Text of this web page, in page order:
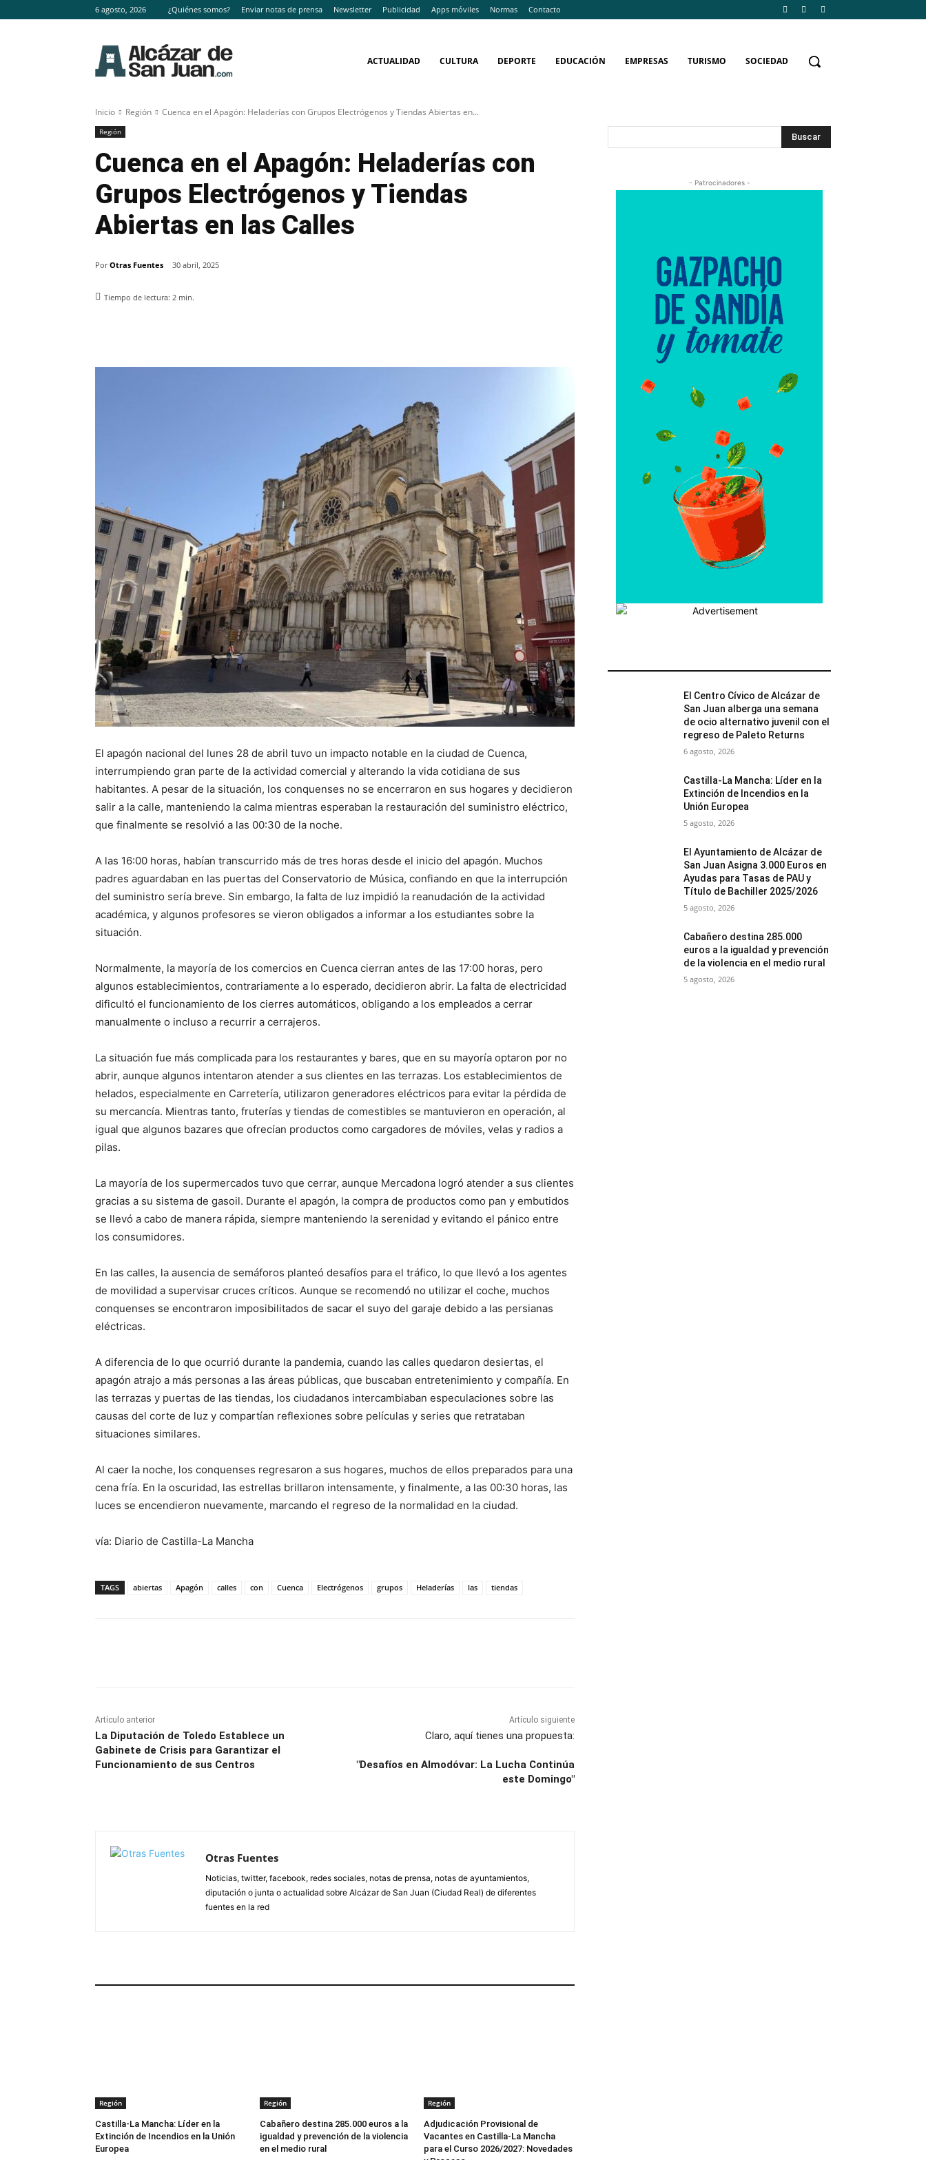
6 agosto, 2026 ¿Quiénes somos? Enviar notas de prensa Newsletter Publicidad Apps móviles Normas Contacto
ACTUALIDAD CULTURA DEPORTE EDUCACIÓN EMPRESAS TURISMO SOCIEDAD
Inicio Región Cuenca en el Apagón: Heladerías con Grupos Electrógenos y Tiendas Abiertas en...
Región
Cuenca en el Apagón: Heladerías con
Grupos Electrógenos y Tiendas
Abiertas en las Calles
Por Otras Fuentes 30 abril, 2025
Tiempo de lectura: 2 min.
El apagón nacional del lunes 28 de abril tuvo un impacto notable en la ciudad de Cuenca,
interrumpiendo gran parte de la actividad comercial y alterando la vida cotidiana de sus
habitantes. A pesar de la situación, los conquenses no se encerraron en sus hogares y decidieron
salir a la calle, manteniendo la calma mientras esperaban la restauración del suministro eléctrico,
que finalmente se resolvió a las 00:30 de la noche.
A las 16:00 horas, habían transcurrido más de tres horas desde el inicio del apagón. Muchos
padres aguardaban en las puertas del Conservatorio de Música, confiando en que la interrupción
del suministro sería breve. Sin embargo, la falta de luz impidió la reanudación de la actividad
académica, y algunos profesores se vieron obligados a informar a los estudiantes sobre la
situación.
Normalmente, la mayoría de los comercios en Cuenca cierran antes de las 17:00 horas, pero
algunos establecimientos, contrariamente a lo esperado, decidieron abrir. La falta de electricidad
dificultó el funcionamiento de los cierres automáticos, obligando a los empleados a cerrar
manualmente o incluso a recurrir a cerrajeros.
La situación fue más complicada para los restaurantes y bares, que en su mayoría optaron por no
abrir, aunque algunos intentaron atender a sus clientes en las terrazas. Los establecimientos de
helados, especialmente en Carretería, utilizaron generadores eléctricos para evitar la pérdida de
su mercancía. Mientras tanto, fruterías y tiendas de comestibles se mantuvieron en operación, al
igual que algunos bazares que ofrecían productos como cargadores de móviles, velas y radios a
pilas.
La mayoría de los supermercados tuvo que cerrar, aunque Mercadona logró atender a sus clientes
gracias a su sistema de gasoil. Durante el apagón, la compra de productos como pan y embutidos
se llevó a cabo de manera rápida, siempre manteniendo la serenidad y evitando el pánico entre
los consumidores.
En las calles, la ausencia de semáforos planteó desafíos para el tráfico, lo que llevó a los agentes
de movilidad a supervisar cruces críticos. Aunque se recomendó no utilizar el coche, muchos
conquenses se encontraron imposibilitados de sacar el suyo del garaje debido a las persianas
eléctricas.
A diferencia de lo que ocurrió durante la pandemia, cuando las calles quedaron desiertas, el
apagón atrajo a más personas a las áreas públicas, que buscaban entretenimiento y compañía. En
las terrazas y puertas de las tiendas, los ciudadanos intercambiaban especulaciones sobre las
causas del corte de luz y compartían reflexiones sobre películas y series que retrataban
situaciones similares.
Al caer la noche, los conquenses regresaron a sus hogares, muchos de ellos preparados para una
cena fría. En la oscuridad, las estrellas brillaron intensamente, y finalmente, a las 00:30 horas, las
luces se encendieron nuevamente, marcando el regreso de la normalidad en la ciudad.
vía: Diario de Castilla-La Mancha
TAGS abiertas Apagón calles con Cuenca Electrógenos grupos Heladerías las tiendas
Artículo anterior
La Diputación de Toledo Establece un
Gabinete de Crisis para Garantizar el
Funcionamiento de sus Centros
Artículo siguiente
Claro, aquí tienes una propuesta:
"Desafíos en Almodóvar: La Lucha Continúa
este Domingo"
Otras Fuentes
Noticias, twitter, facebook, redes sociales, notas de prensa, notas de ayuntamientos,
diputación o junta o actualidad sobre Alcázar de San Juan (Ciudad Real) de diferentes
fuentes en la red
Región
Castilla-La Mancha: Líder en la
Extinción de Incendios en la Unión
Europea
Región
Cabañero destina 285.000 euros a la
igualdad y prevención de la violencia
en el medio rural
Región
Adjudicación Provisional de
Vacantes en Castilla-La Mancha
para el Curso 2026/2027: Novedades
Buscar
- Patrocinadores -
El Centro Cívico de Alcázar de
San Juan alberga una semana
de ocio alternativo juvenil con el
regreso de Paleto Returns
6 agosto, 2026
Castilla-La Mancha: Líder en la
Extinción de Incendios en la
Unión Europea
5 agosto, 2026
El Ayuntamiento de Alcázar de
San Juan Asigna 3.000 Euros en
Ayudas para Tasas de PAU y
Título de Bachiller 2025/2026
5 agosto, 2026
Cabañero destina 285.000
euros a la igualdad y prevención
de la violencia en el medio rural
5 agosto, 2026